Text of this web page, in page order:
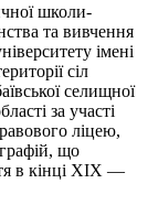
школи-
та вивчення
імені
сіл
селищної
за участі
ліцею,
що
в кінці ХІХ —